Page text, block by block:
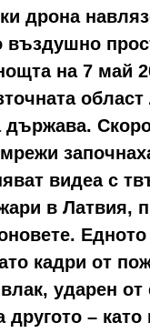
дрона
въздушно
на 7 май
област
държава.
видеа с
в Латвия,
кадри от
ударен от
другото – като